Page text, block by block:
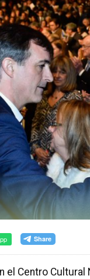
el Centro